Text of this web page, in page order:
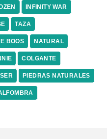
INFINITY WAR
TAZA
BOOS NATURAL
COLGANTE
PIEDRAS NATURALES